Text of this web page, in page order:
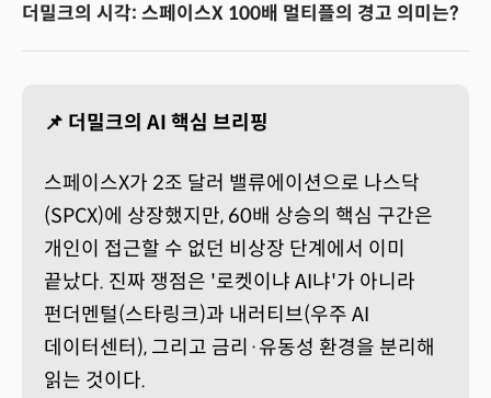
더밀크의 시각: 스페이스X 100배 멀티플의 경고 의미는?
📌 더밀크의 AI 핵심 브리핑
스페이스X가 2조 달러 밸류에이션으로 나스닥
(SPCX)에 상장했지만, 60배 상승의 핵심 구간은
개인이 접근할 수 없던 비상장 단계에서 이미
끝났다. 진짜 쟁점은 '로켓이냐 AI냐'가 아니라
펀더멘털(스타링크)과 내러티브(우주 AI
데이터센터), 그리고 금리·유동성 환경을 분리해
읽는 것이다.